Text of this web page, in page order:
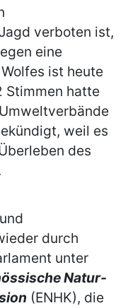
verboten ist,
eine
ist heute
Stimmen hatte
weil es
des
durch
unter
Natur-
(ENHK), die